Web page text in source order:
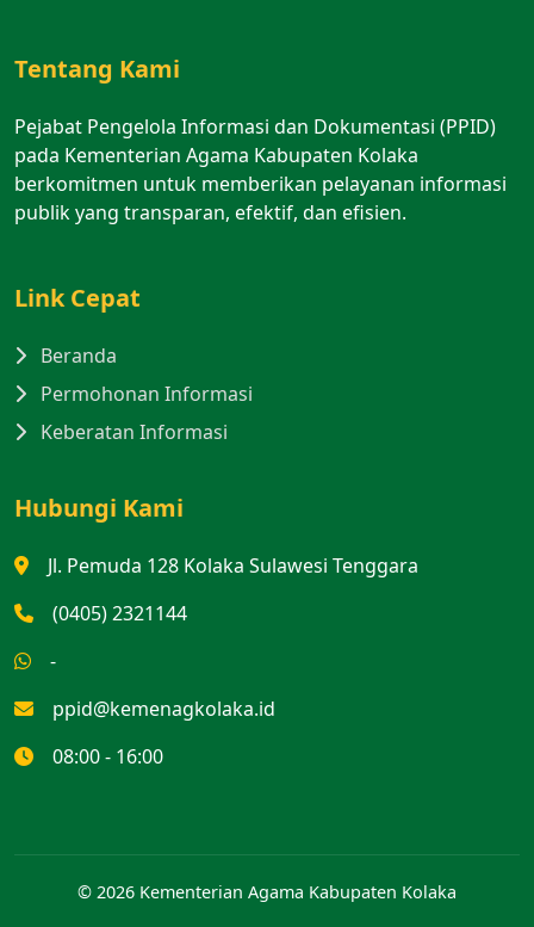
Tentang Kami
Pejabat Pengelola Informasi dan Dokumentasi (PPID)
pada Kementerian Agama Kabupaten Kolaka
berkomitmen untuk memberikan pelayanan informasi
publik yang transparan, efektif, dan efisien.
Link Cepat
Beranda
Permohonan Informasi
Keberatan Informasi
Hubungi Kami
Jl. Pemuda 128 Kolaka Sulawesi Tenggara
(0405) 2321144
-
ppid@kemenagkolaka.id
08:00 - 16:00
© 2026 Kementerian Agama Kabupaten Kolaka